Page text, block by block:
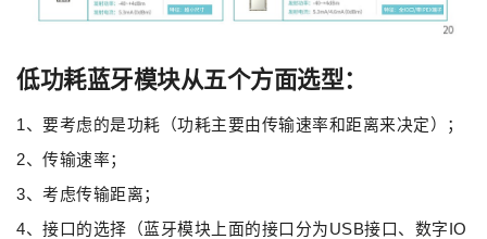
低功耗蓝牙模块从五个方面选型：
1、要考虑的是功耗（功耗主要由传输速率和距离来决定）；
2、传输速率；
3、考虑传输距离；
4、接口的选择（蓝牙模块上面的接口分为USB接口、数字IO